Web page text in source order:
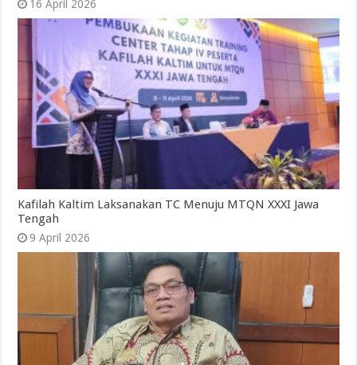
16 April 2026
Kafilah Kaltim Laksanakan TC Menuju MTQN XXXI Jawa
Tengah
9 April 2026